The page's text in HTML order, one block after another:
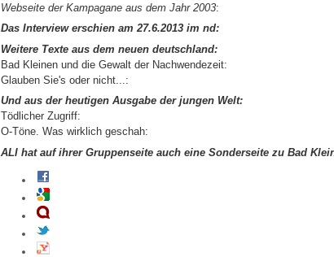
Webseite der Kampagane aus dem Jahr 2003:
Das Interview erschien am 27.6.2013 im nd:
Weitere Texte aus dem neuen deutschland:
Bad Kleinen und die Gewalt der Nachwendezeit:
Glauben Sie's oder nicht...:
Und aus der heutigen Ausgabe der jungen Welt:
Tödlicher Zugriff:
O-Töne. Was wirklich geschah:
ALI hat auf ihrer Gruppenseite auch eine Sonderseite zu Bad